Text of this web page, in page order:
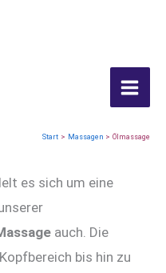
Start Massagen Ölmassage
Ölmassage
es sich um eine
auch. Die
bis hin zu